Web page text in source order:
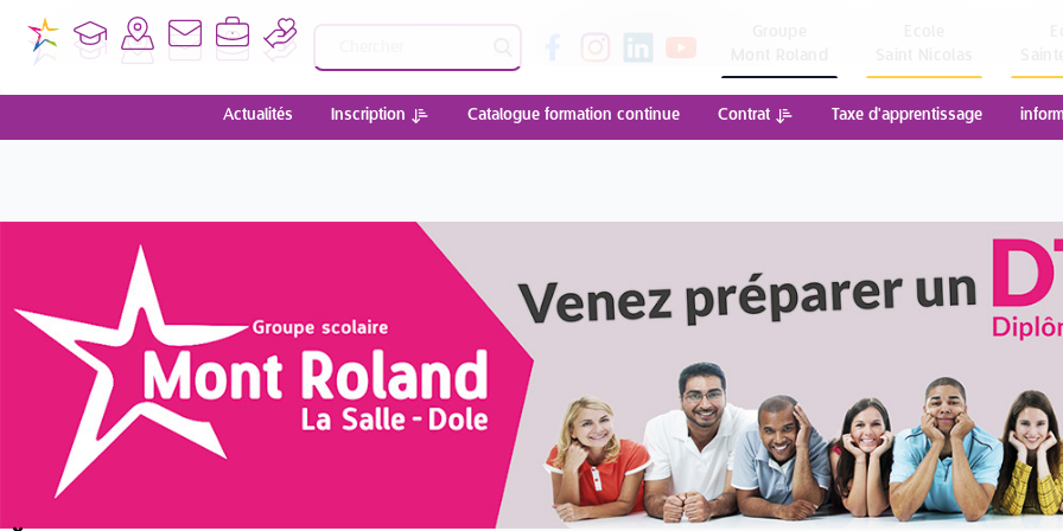
Actualités Inscription Catalogue formation continue Contrat Taxe d'apprentissage